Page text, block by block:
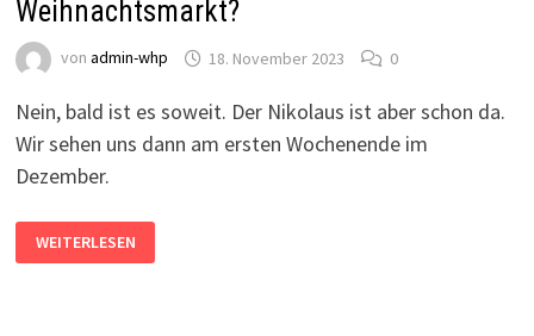
Weihnachtsmarkt?
von admin-whp 18. November 2023 0
Nein, bald ist es soweit. Der Nikolaus ist aber schon da.
Wir sehen uns dann am ersten Wochenende im
Dezember.
IST
DENN
WEITERLESEN